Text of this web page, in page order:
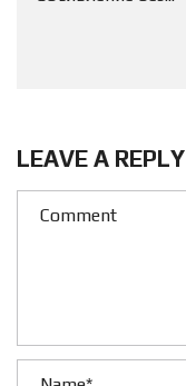
LEAVE A REPLY